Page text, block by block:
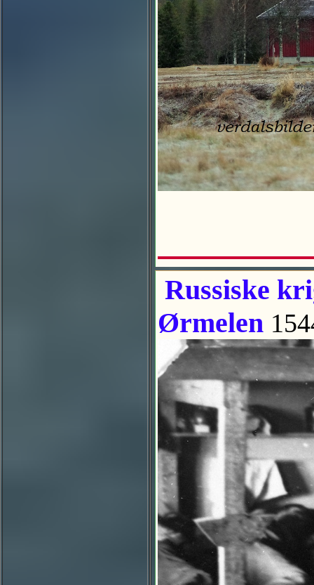
Russiske
Ørmelen